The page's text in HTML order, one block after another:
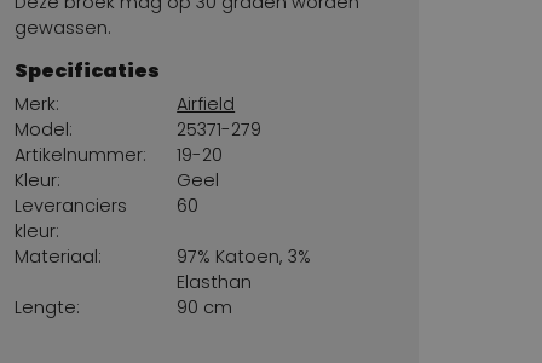
gewassen.
Specificaties
Merk:
Airfield
Model:
25371-279
Artikelnummer:
19-20
Kleur:
Geel
Leveranciers
kleur:
60
Materiaal:
97% Katoen, 3%
Elasthan
Lengte:
90 cm